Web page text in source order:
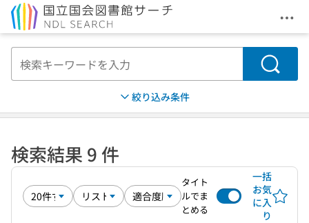
メ
検索
絞り込み条件
検索結果 9 件
タイト
ルでま
とめる
一括
お気
に入
り